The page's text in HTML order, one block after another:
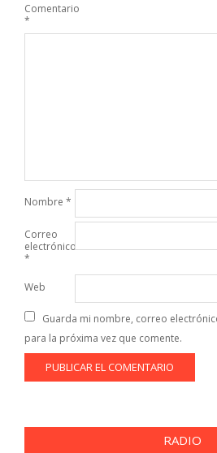
Comentario
*
Nombre *
Correo
electrónico
*
Web
Guarda mi nombre, correo
para la próxima vez que comente.
RADIO